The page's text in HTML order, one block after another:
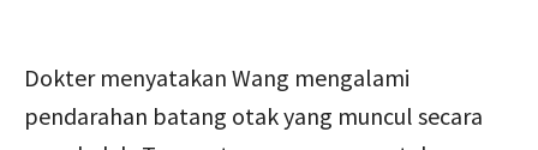
Dokter menyatakan Wang mengalami
pendarahan batang otak yang muncul secara